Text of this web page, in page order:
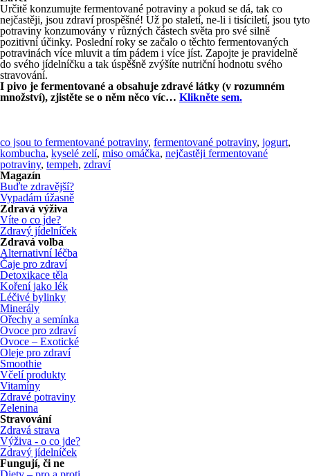
Určitě konzumujte fermentované potraviny a pokud se dá, tak co
nejčastěji, jsou zdraví prospěšné! Už po staletí, ne-li i tisíciletí, jsou tyto
potraviny konzumovány v různých částech světa pro své silně
pozitivní účinky. Poslední roky se začalo o těchto fermentovaných
potravinách více mluvit a tím pádem i více jíst. Zapojte je pravidelně
do svého jídelníčku a tak úspěšně zvýšíte nutriční hodnotu svého
stravování.
I pivo je fermentované a obsahuje zdravé látky (v rozumném
množství), zjistěte se o něm něco víc… Klikněte sem.
co jsou to fermentované potraviny, fermentované potraviny, jogurt,
kombucha, kyselé zelí, miso omáčka, nejčastěji fermentované
potraviny, tempeh, zdraví
Magazín
Buďte zdravější?
Vypadám úžasně
Zdravá výživa
Víte o co jde?
Zdravý jídelníček
Zdravá volba
Alternativní léčba
Čaje pro zdraví
Detoxikace těla
Koření jako lék
Léčivé bylinky
Minerály
Ořechy a semínka
Ovoce pro zdraví
Ovoce – Exotické
Oleje pro zdraví
Smoothie
Včelí produkty
Vitamíny
Zdravé potraviny
Zelenina
Stravování
Zdravá strava
Výživa - o co jde?
Zdravý jídelníček
Fungují, či ne